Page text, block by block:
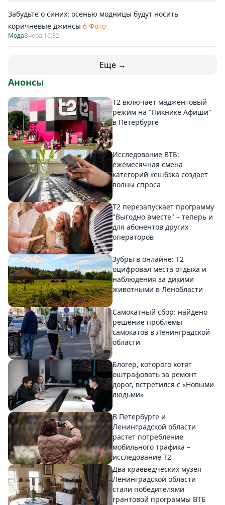
Забудьте о синих: осенью модницы будут носить
коричневые джинсы 6 Фото
МодаВчера 16:32
Еще →
Анонсы
Т2 включает маджентовый
режим на "Пикнике Афиши"
в Петербурге
Исследование ВТБ:
ежемесячная смена
категорий кешбэка создает
волны спроса
Т2 перезапускает программу
"Выгодно вместе" – теперь и
для абонентов других
операторов
Зубры в онлайне: Т2
оцифровал места отдыха и
наблюдения за дикими
животными в Ленобласти
Самокатный сбор: найдено
решение проблемы
самокатов в Ленинградской
области
Блогер, которого хотят
оштрафовать за ремонт
дорог, встретился с «Новыми
людьми»
В Петербурге и
Ленинградской области
растет потребление
мобильного трафика –
исследование T2
Два краеведческих музея
Ленинградской области
стали победителями
грантовой программы ВТБ